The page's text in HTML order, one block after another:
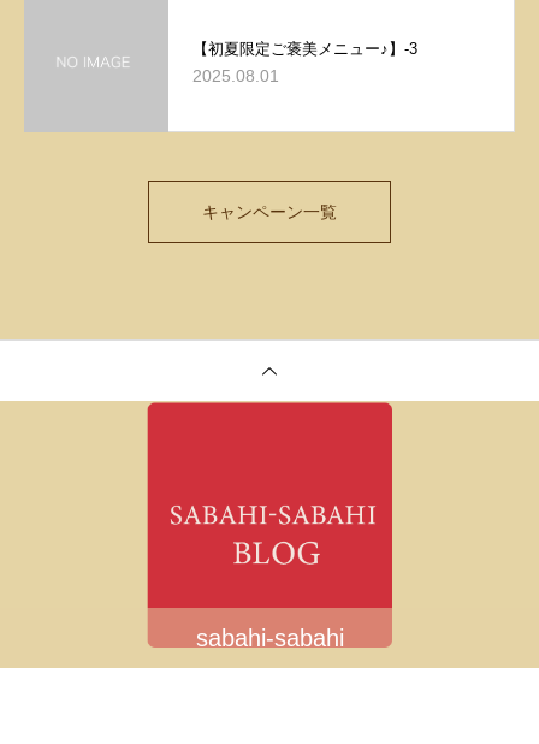
【初夏限定ご褒美メニュー♪】-3
2025.08.01
キャンペーン一覧
sabahi-sabahi